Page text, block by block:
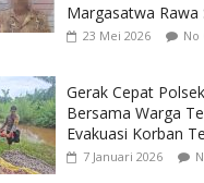
Margasatwa Rawa
23 Mei 2026 No
Gerak Cepat
Bersama Warga
Evakuasi Korban
7 Januari 2026